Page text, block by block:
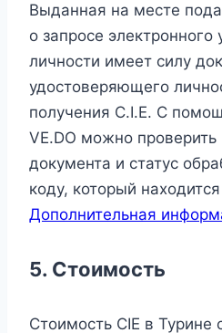
Выданная на месте
о запросе электронного
личности имеет силу
удостоверяющего
получения C.I.E. С
VE.DO можно проверить
документа и статус
коду, который
Дополнительная
5. Стоимость
Стоимость CIE в Турине